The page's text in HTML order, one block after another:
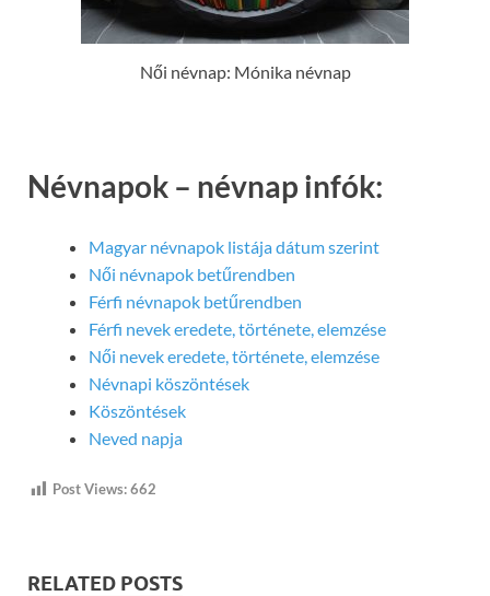
Női névnap: Mónika névnap
Névnapok – névnap infók:
Magyar névnapok listája dátum szerint
Női névnapok betűrendben
Férfi névnapok betűrendben
Férfi nevek eredete, története, elemzése
Női nevek eredete, története, elemzése
Névnapi köszöntések
Köszöntések
Neved napja
Post Views:662
RELATED POSTS